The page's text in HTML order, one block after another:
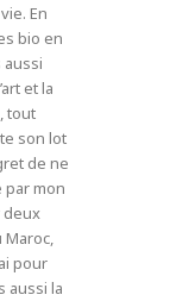
En
bio en
aussi
et la
tout
son lot
de ne
par mon
deux
Maroc,
pour
aussi la